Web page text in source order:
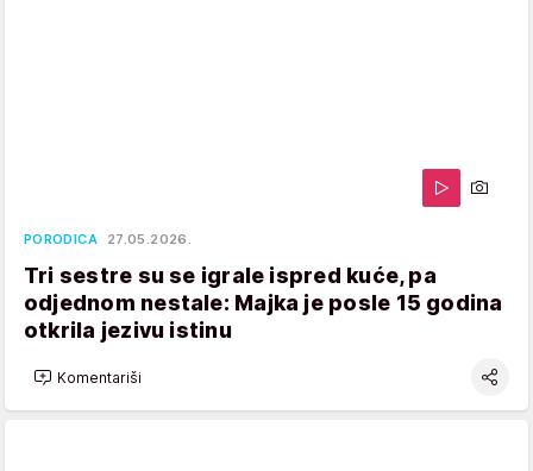
PORODICA 27.05.2026.
Tri sestre su se igrale ispred kuće, pa
odjednom nestale: Majka je posle 15 godina
otkrila jezivu istinu
Komentariši